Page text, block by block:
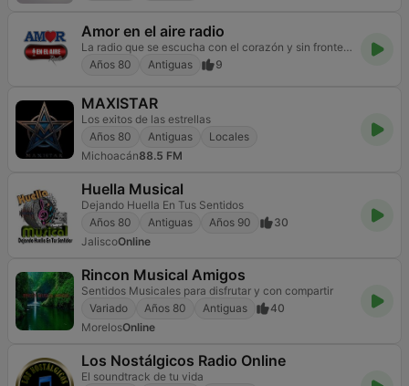
Amor en el aire radio
La radio que se escucha con el corazón y sin fronteras
Años 80
Antiguas 9
MAXISTAR
Los exitos de las estrellas
Años 80
Antiguas
Locales
Michoacán88.5 FM
Huella Musical
Dejando Huella En Tus Sentidos
Años 80
Antiguas Años 90
30
JaliscoOnline
Rincon Musical Amigos
Sentidos Musicales para disfrutar y con compartir
Variado
Años 80 Antiguas
40
MorelosOnline
Los Nostálgicos Radio Online
El soundtrack de tu vida